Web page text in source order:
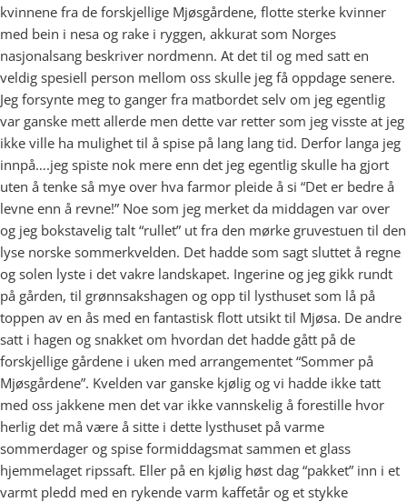
kvinnene fra de forskjellige Mjøsgårdene, flotte sterke kvinner
med bein i nesa og rake i ryggen, akkurat som Norges
nasjonalsang beskriver nordmenn. At det til og med satt en
veldig spesiell person mellom oss skulle jeg få oppdage senere.
Jeg forsynte meg to ganger fra matbordet selv om jeg egentlig
var ganske mett allerde men dette var retter som jeg visste at jeg
ikke ville ha mulighet til å spise på lang lang tid. Derfor langa jeg
innpå….jeg spiste nok mere enn det jeg egentlig skulle ha gjort
uten å tenke så mye over hva farmor pleide å si “Det er bedre å
levne enn å revne!” Noe som jeg merket da middagen var over
og jeg bokstavelig talt “rullet” ut fra den mørke gruvestuen til den
lyse norske sommerkvelden. Det hadde som sagt sluttet å regne
og solen lyste i det vakre landskapet. Ingerine og jeg gikk rundt
på gården, til grønnsakshagen og opp til lysthuset som lå på
toppen av en ås med en fantastisk flott utsikt til Mjøsa. De andre
satt i hagen og snakket om hvordan det hadde gått på de
forskjellige gårdene i uken med arrangementet “Sommer på
Mjøsgårdene”. Kvelden var ganske kjølig og vi hadde ikke tatt
med oss jakkene men det var ikke vannskelig å forestille hvor
herlig det må være å sitte i dette lysthuset på varme
sommerdager og spise formiddagsmat sammen et glass
hjemmelaget ripssaft. Eller på en kjølig høst dag “pakket” inn i et
varmt pledd med en rykende varm kaffetår og et stykke